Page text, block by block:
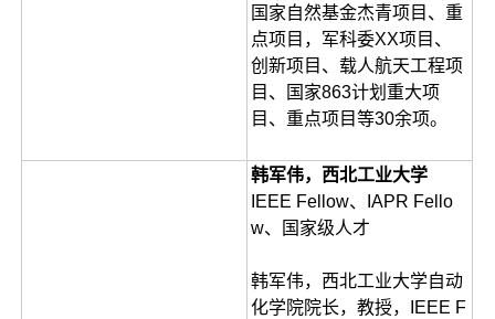
国家自然基金杰青项目、重
点项目，军科委XX项目、
创新项目、载人航天工程项
目、国家863计划重大项
目、重点项目等30余项。
韩军伟，西北工业大学
IEEE Fellow、IAPR Fello
w、国家级人才
韩军伟，西北工业大学自动
化学院院长，教授，IEEE F